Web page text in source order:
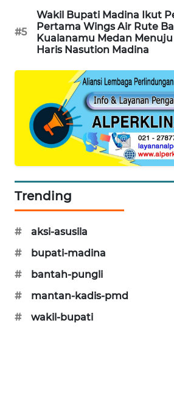
#5
Wakil Bupati Madina Ikut
Pertama Wings Air Rute
Kualanamu Medan
Haris Nasution Madina
Trending
#
aksi-asusila
#
bupati-madina
#
bantah-pungli
#
mantan-kadis-pmd
#
wakil-bupati
JURNAL
MARITIM
HUMBANG
GARONGGANG
NEWS
FISUELRI
ENERGI
NEWS
CILEUNGSI
NEWS
BERKAT
NEWS